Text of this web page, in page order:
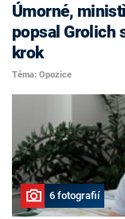
Úmorné,
popsal Grolich
krok
Téma: Opozice
6 fotografií